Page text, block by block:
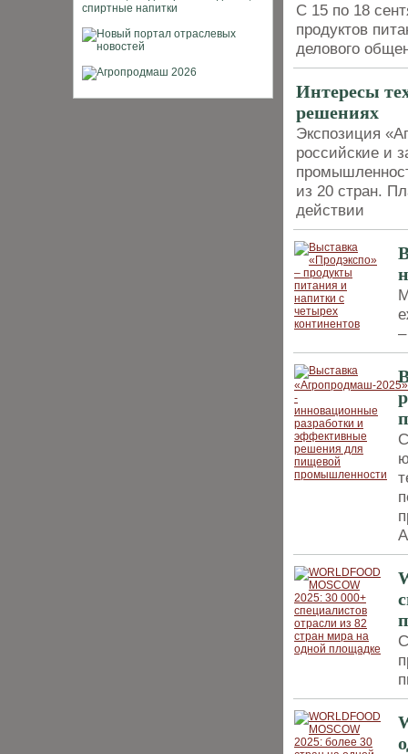
С 15 по 18
продуктов
делового
Интересы
решениях
Экспозиция
российские и
из 20 стран.
действии